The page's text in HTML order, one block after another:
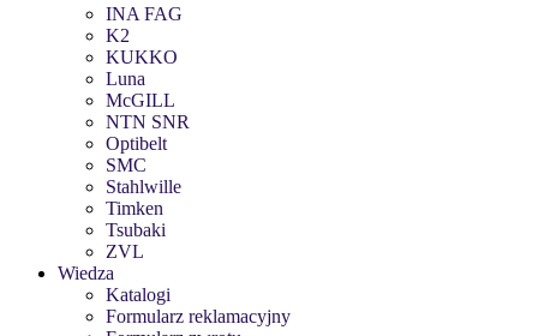
INA FAG
K2
KUKKO
Luna
McGILL
NTN SNR
Optibelt
SMC
Stahlwille
Timken
Tsubaki
ZVL
Wiedza
Katalogi
Formularz reklamacyjny